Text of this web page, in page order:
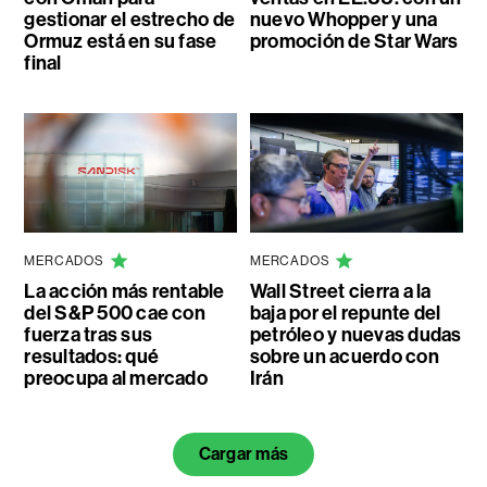
gestionar el estrecho de
Ormuz está en su fase
final
nuevo Whopper y una
promoción de Star Wars
MERCADOS
La acción más rentable
del S&P 500 cae con
fuerza tras sus
resultados: qué
preocupa al mercado
MERCADOS
Wall Street cierra a la
baja por el repunte del
petróleo y nuevas dudas
sobre un acuerdo con
Irán
Cargar más